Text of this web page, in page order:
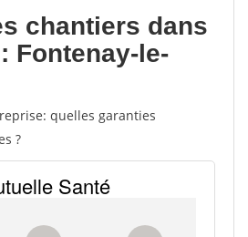
chantiers dans
Fontenay-le-
quelles garanties
?